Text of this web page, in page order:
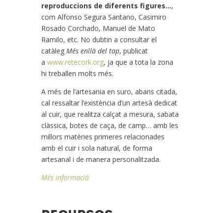
reproduccions de diferents figures…,
com Alfonso Segura Santano, Casimiro
Rosado Corchado, Manuel de Mato
Ramilo, etc. No dubtin a consultar el
catàleg Més enllà del tap, publicat
a www.retecork.org, ja que a tota la zona
hi treballen molts més.
A més de l’artesania en suro, abans citada,
cal ressaltar l’existència d’un artesà dedicat
al cuir, que realitza calçat a mesura, sabata
clàssica, botes de caça, de camp… amb les
millors matèries primeres relacionades
amb el cuir i sola natural, de forma
artesanal i de manera personalitzada.
Més informació